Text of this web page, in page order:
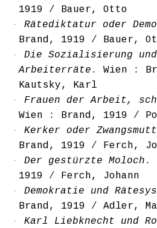
1919 / Bauer, Otto
Rätediktatur oder
Brand, 1919 / Bauer,
Die Sozialisierung
Arbeiterräte . Wien :
Kautsky, Karl
Frauen der Arbeit,
Wien : Brand, 1919 /
Kerker oder
Brand, 1919 / Ferch,
Der gestürzte Moloch .
1919 / Ferch, Johann
Demokratie und
Brand, 1919 / Adler,
Karl Liebknecht und